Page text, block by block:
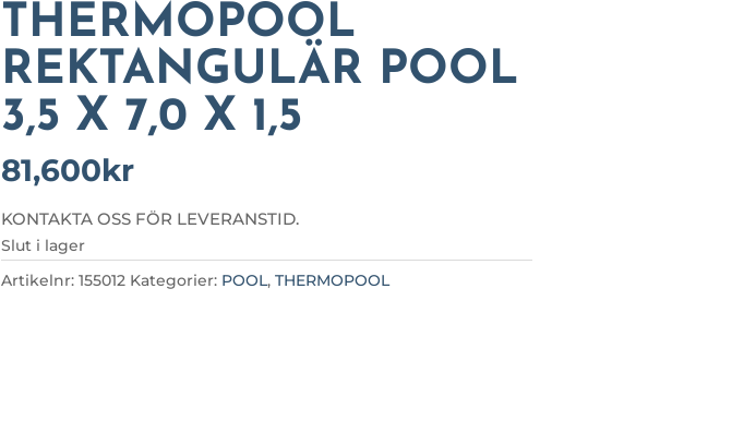
THERMOPOOL
REKTANGULÄR POOL
3,5 X 7,0 X 1,5
81,600kr
KONTAKTA OSS FÖR LEVERANSTID.
Slut i lager
Artikelnr: 155012 Kategorier: POOL, THERMOPOOL